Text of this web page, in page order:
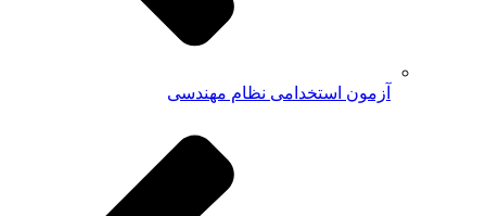
آزمون استخدامی نظام مهندسی